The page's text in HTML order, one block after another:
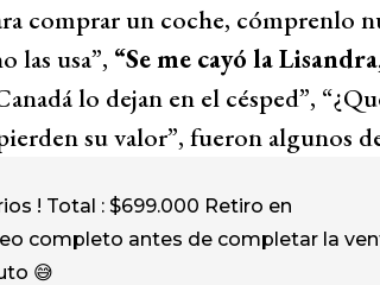
comprar un coche, cómprenlo
las usa”, “Se me cayó la
lo dejan en el césped”,
pierden su valor”, fueron algunos
! Total : $699.000 Retiro en
completo antes de completar la
😅